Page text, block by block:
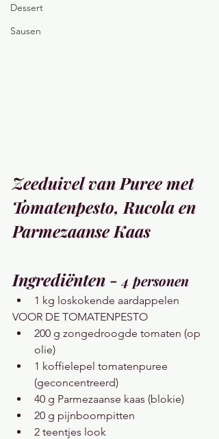
Dessert
Sausen
Zeeduivel van Puree met
Tomatenpesto, Rucola en
Parmezaanse Kaas
Ingrediënten - 4 personen
1 kg loskokende aardappelen
VOOR DE TOMATENPESTO
200 g zongedroogde tomaten (op
olie)
1 koffielepel tomatenpuree
(geconcentreerd)
40 g Parmezaanse kaas (blokie)
20 g pijnboompitten
2 teentjes look